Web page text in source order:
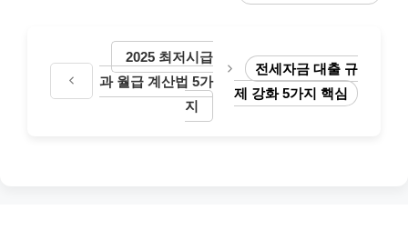
2025 최저시급
과 월급 계산법 5가
지
전세자금 대출 규
제 강화 5가지 핵심